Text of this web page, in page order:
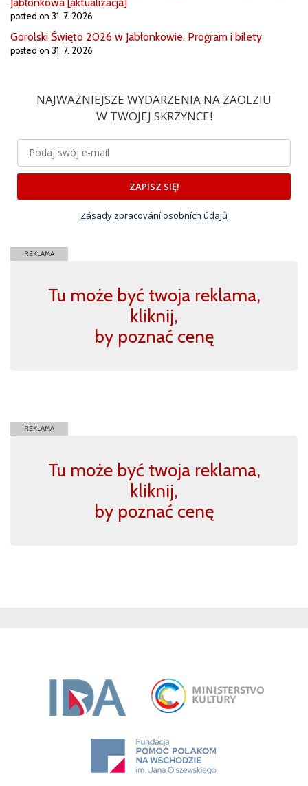
posted on 31. 7. 2026
Gorolski Święto 2026 w Jabłonkowie. Program i bilety
posted on 31. 7. 2026
NAJWAŻNIEJSZE WYDARZENIA NA ZAOLZIU
W TWOJEJ SKRZYNCE!
ZAPISZ SIĘ!
Zásady zpracování osobních údajů
REKLAMA
Tu może być twoja reklama,
kliknij,
by poznać cenę
REKLAMA
Tu może być twoja reklama,
kliknij,
by poznać cenę